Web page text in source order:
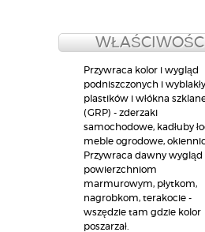
WŁAŚCIWOŚCI
Przywraca kolor i wygląd
podniszczonych i
plastików i włókna
(GRP) - zderzaki
samochodowe, kadłuby
meble ogrodowe,
Przywraca dawny wygląd
powierzchniom
marmurowym, płytkom,
nagrobkom, terakocie -
wszędzie tam gdzie kolor
poszarzał.